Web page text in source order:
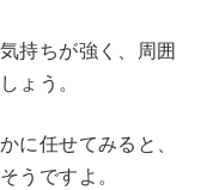
持ちが強く、周囲
ょう。
に任せてみると、
うですよ。